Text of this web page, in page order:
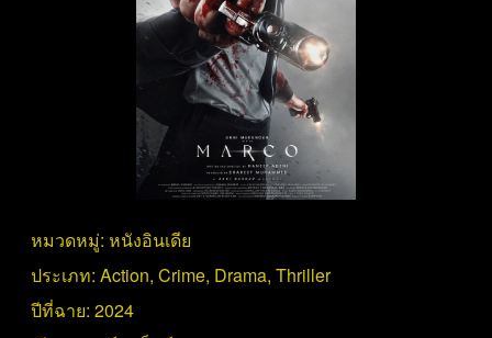
หมวดหมู่: หนังอินเดีย
ประเภท: Action, Crime, Drama, Thriller
ปีที่ฉาย: 2024